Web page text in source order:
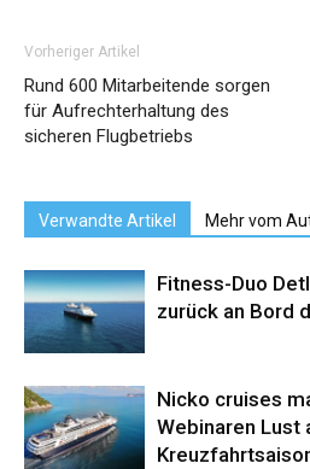
Vorheriger Artikel
Rund 600 Mitarbeitende sorgen
für Aufrechterhaltung des
sicheren Flugbetriebs
Verwandte Artikel Mehr vom
Fitness-Duo
zurück an Bord
Nicko cruises
Webinaren Lust